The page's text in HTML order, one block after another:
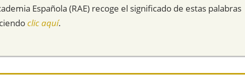
Española (RAE) recoge el significado de estas palabras
clic aquí.